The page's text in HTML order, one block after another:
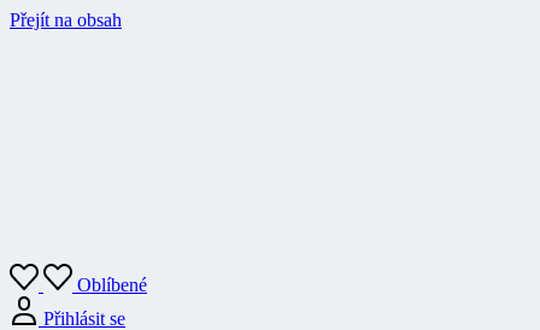
Přejít na obsah
Oblíbené
Přihlásit se